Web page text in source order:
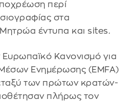
περί
στα
έντυπα και sites.
Κανονισμό για
Ενημέρωσης (EMFA)
των πρώτων κρατών-
πλήρως τον